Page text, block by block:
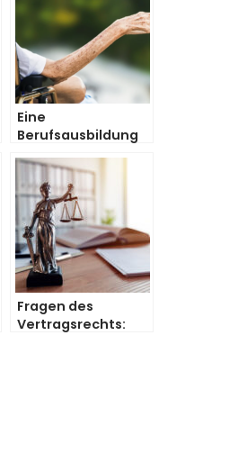
Eine
Berufsausbildung
Fragen des
Vertragsrechts: